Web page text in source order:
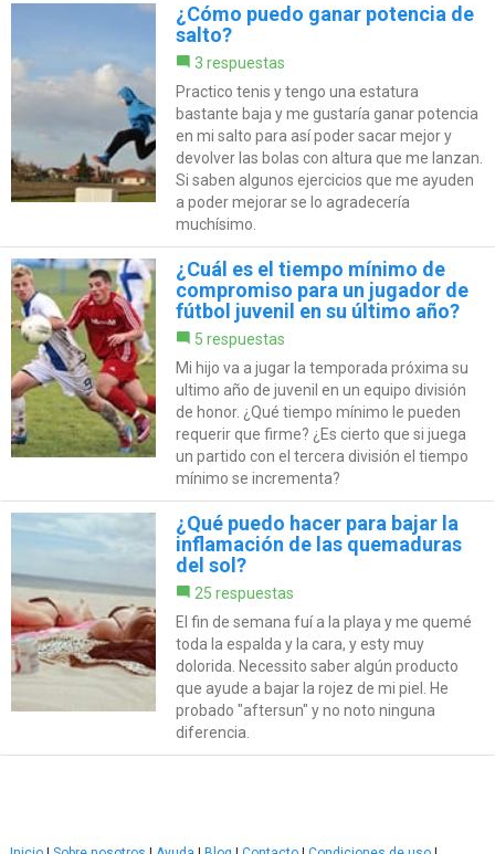
¿Cómo puedo ganar potencia de
salto?
3 respuestas
Practico tenis y tengo una estatura
bastante baja y me gustaría ganar potencia
en mi salto para así poder sacar mejor y
devolver las bolas con altura que me lanzan.
Si saben algunos ejercicios que me ayuden
a poder mejorar se lo agradecería
muchísimo.
¿Cuál es el tiempo mínimo de
compromiso para un jugador de
fútbol juvenil en su último año?
5 respuestas
Mi hijo va a jugar la temporada próxima su
ultimo año de juvenil en un equipo división
de honor. ¿Qué tiempo mínimo le pueden
requerir que firme? ¿Es cierto que si juega
un partido con el tercera división el tiempo
mínimo se incrementa?
¿Qué puedo hacer para bajar la
inflamación de las quemaduras
del sol?
25 respuestas
El fin de semana fuí a la playa y me quemé
toda la espalda y la cara, y esty muy
dolorida. Necessito saber algún producto
que ayude a bajar la rojez de mi piel. He
probado "aftersun" y no noto ninguna
diferencia.